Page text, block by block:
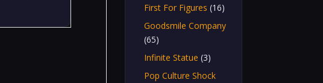
First For Figures (16)
Goodsmile Company
(65)
Infinite Statue (3)
Pop Culture Shock